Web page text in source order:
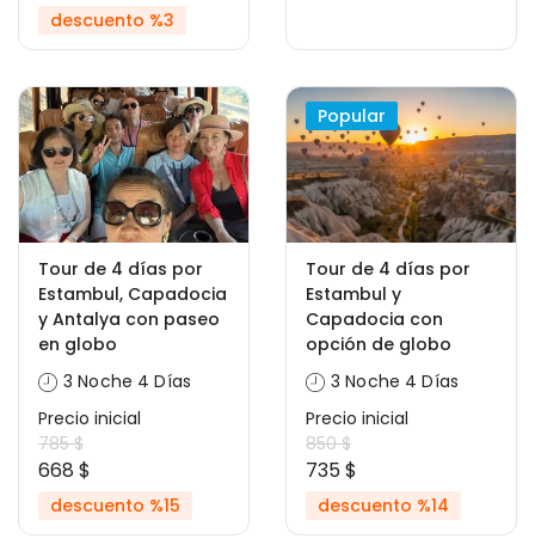
descuento %3
Tour de 4 días por
Estambul, Capadocia
y Antalya con paseo
en globo
3 Noche 4 Días
Precio inicial
785 $
668 $
descuento %15
Popular
Tour de 4 días por
Estambul y
Capadocia con
opción de globo
3 Noche 4 Días
Precio inicial
850 $
735 $
descuento %14